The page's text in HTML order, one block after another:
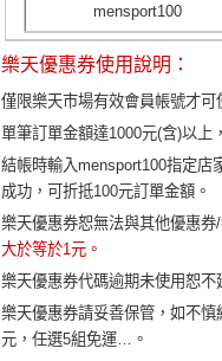
mensport100
樂天優惠券使用說明：
僅限樂天市場有效會員帳號才
單筆訂單金額達1000元(含)以上
結帳時輸入mensport100指定店
成功，可折抵100元訂單金額。
樂天優惠券恕無法與其他優惠券
大於等於1元。
樂天優惠券代碼逾期未使用恕不
樂天優惠券請妥善保管，如不
元，任選5組免運…。